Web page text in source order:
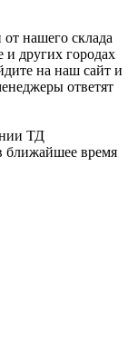
нашего склада
других городах
на наш сайт и
ответят
ТД
ближайшее время